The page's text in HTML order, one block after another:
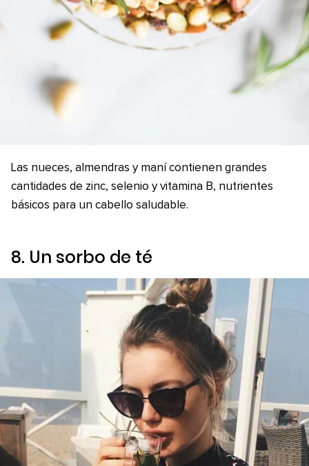
Las nueces, almendras y maní contienen grandes
cantidades de zinc, selenio y vitamina B, nutrientes
básicos para un cabello saludable.
8. Un sorbo de té